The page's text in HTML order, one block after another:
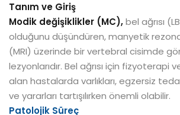
Tanım ve Giriş
Modik değişiklikler (MC),bel ağrısı
olduğunu düşündüren, manyetik
(MRI) üzerinde bir vertebral cisimde
lezyonlarıdır. Bel ağrısı için fizyoterapi
alan hastalarda varlıkları, egzersiz
ve yararları tartışılırken önemli olabilir.
Patolojik Süreç